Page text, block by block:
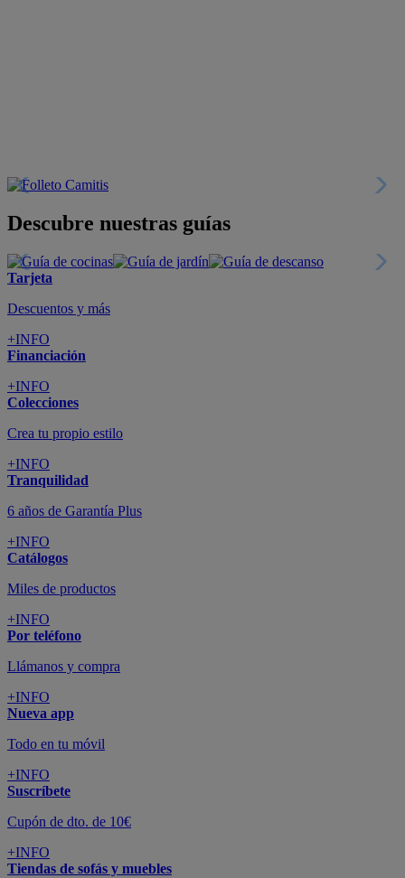
Descubre nuestras guías
Tarjeta
Descuentos y más
+INFO
Financiación
+INFO
Colecciones
Crea tu propio estilo
+INFO
Tranquilidad
6 años de Garantía Plus
+INFO
Catálogos
Miles de productos
+INFO
Por teléfono
Llámanos y compra
+INFO
Nueva app
Todo en tu móvil
+INFO
Suscríbete
Cupón de dto. de 10€
+INFO
Tiendas de sofás y muebles